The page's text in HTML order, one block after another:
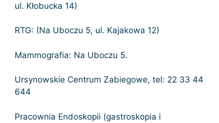
ul. Kłobucka 14)
RTG: (Na Uboczu 5, ul. Kajakowa 12)
Mammografia: Na Uboczu 5.
Ursynowskie Centrum Zabiegowe, tel: 22 33 44
644
Pracownia Endoskopii (gastroskopia i